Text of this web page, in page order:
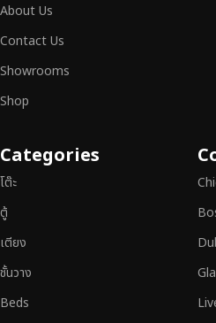
สามารถผสานความสวยงาม ความแข็งแรง
ต้องการได้อย่างลงตัว เฟอร์นิเจอร์ทุกชิ้นข
การตรวจสอบมาตรฐานอย่างเคร่งครัด
สิก และการใช้งานที่ยาวนาน
ประกันคุณภาพและการบริการที่ดีที่สุด
About Us
Contact Us
Showrooms
Shop
Categories
โต๊ะ
ตู้
เตียง
ชั้นวาง
Beds